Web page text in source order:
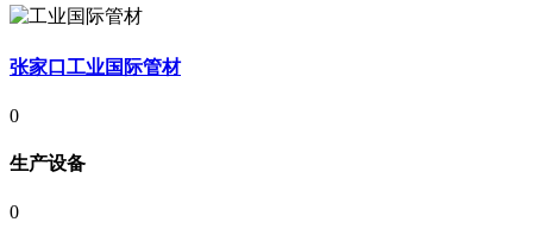
张家口工业国际管材
0
生产设备
0